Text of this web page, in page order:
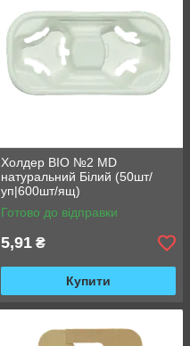
Холдер BIO №2 MD
натуральний Білий (50шт/
уп|600шт/ящ)
Готово до відправки
5,91 ₴
Купити